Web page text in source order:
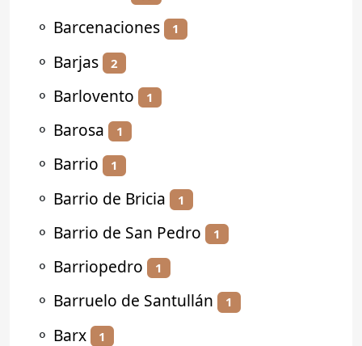
⚬ Barcenaciones 1
⚬ Barjas 2
⚬ Barlovento 1
⚬ Barosa 1
⚬ Barrio 1
⚬ Barrio de Bricia 1
⚬ Barrio de San Pedro 1
⚬ Barriopedro 1
⚬ Barruelo de Santullán 1
⚬ Barx 1